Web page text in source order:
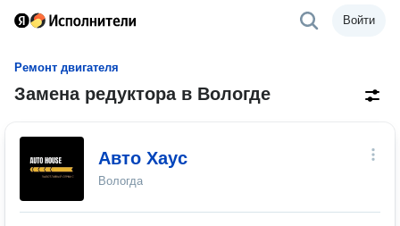
Войти
Ремонт двигателя
Замена редуктора в Вологде
Авто Хаус
Вологда